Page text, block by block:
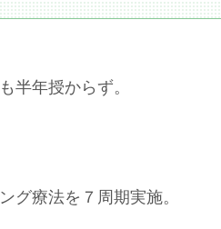
半年授からず。
グ療法を７周期実施。